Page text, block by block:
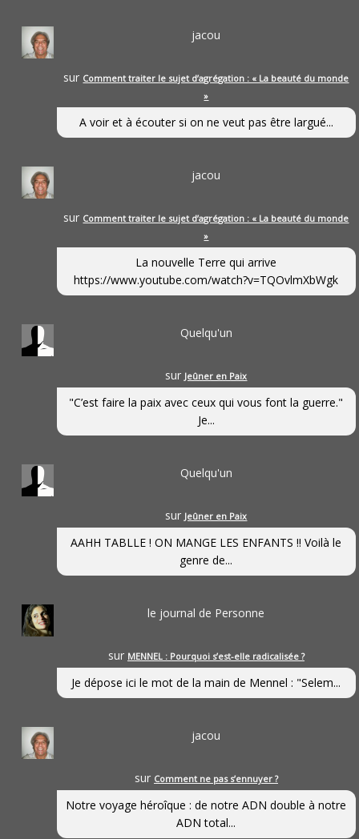
jacou
sur Comment traiter le sujet d’agrégation : « La beauté du monde
»
A voir et à écouter si on ne veut pas être largué...
jacou
sur Comment traiter le sujet d’agrégation : « La beauté du monde
»
La nouvelle Terre qui arrive
https://www.youtube.com/watch?v=TQOvlmXbWgk
Quelqu'un
sur Jeûner en Paix
"C’est faire la paix avec ceux qui vous font la guerre."
Je...
Quelqu'un
sur Jeûner en Paix
AAHH TABLLE ! ON MANGE LES ENFANTS !! Voilà le
genre de...
le journal de Personne
sur MENNEL : Pourquoi s’est-elle radicalisée ?
Je dépose ici le mot de la main de Mennel : "Selem...
jacou
sur Comment ne pas s’ennuyer ?
Notre voyage héroîque : de notre ADN double à notre
ADN total...